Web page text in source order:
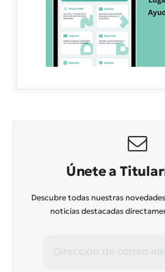
Únete a
Descubre todas nuestras
noticias destacadas